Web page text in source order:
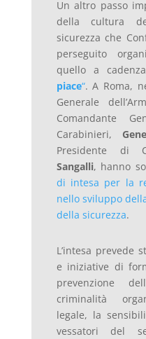
Un altro passo
della cultura
sicurezza che
perseguito
quello a
piace“. A Roma,
Generale
Comandante
Carabinieri,
Presidente di
Sangalli, hanno
di intesa per la
nello sviluppo
della sicurezza.
L’intesa prevede
e iniziative di
prevenzione
criminalità
legale, la
vessatori del